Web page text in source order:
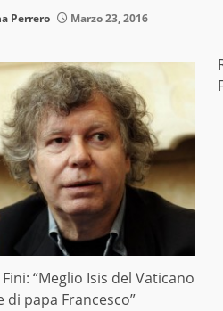
Perrero Marzo 23, 2016
“Meglio Isis del Vaticano
di papa Francesco”